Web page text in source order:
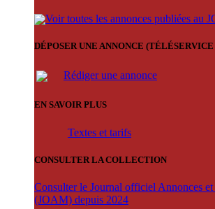
Voir toutes les annonces publiées au
DÉPOSER UNE ANNONCE (TÉLÉSERVICE
Rédiger une annonce
EN SAVOIR PLUS
Textes et tarifs
CONSULTER LA COLLECTION
Consulter le Journal officiel Annonces
(JOAM) depuis 2024